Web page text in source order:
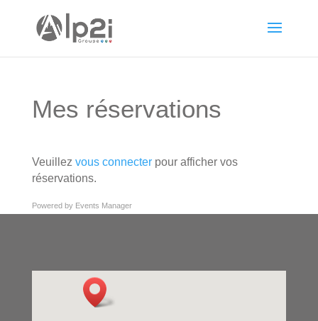
Mes réservations
Veuillez vous connecterpour afficher vos
réservations.
Powered by Events Manager